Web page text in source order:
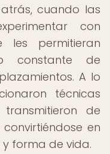
cuando las
con
les permitieran
constante de
A lo
técnicas
de
en
forma de vida.